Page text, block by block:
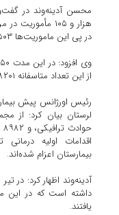
در پی این ماموریت‌ها ۶۵۰۳ نفر به مراکز درمانی منتقل شدند.
از این تعداد متاسفانه ۸۲۰۱ تماس مزاحم بوده است.
رئیس اورژانس پیش
اقدامات اولیه
بیمارستان اعزام شده‌اند.
یافتند.